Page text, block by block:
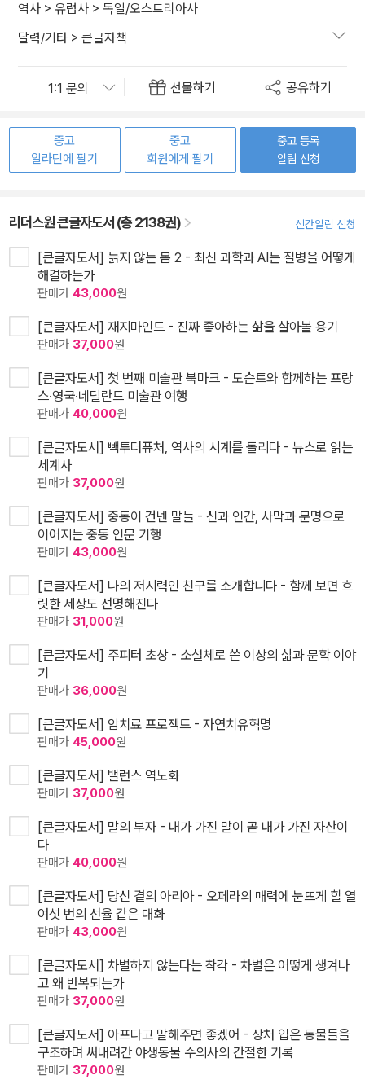
역사 > 유럽사 > 독일/오스트리아사
달력/기타 > 큰글자책
선물하기 공유하기
중고
알라딘에 팔기
중고
회원에게 팔기
중고 등록
알림 신청
리더스원 큰글자도서 (총 2138권) 신간알림 신청
[큰글자도서] 늙지 않는 몸 2 - 최신 과학과 AI는 질병을 어떻게
해결하는가
판매가 43,000원
[큰글자도서] 재지마인드 - 진짜 좋아하는 삶을 살아볼 용기
판매가 37,000원
[큰글자도서] 첫 번째 미술관 북마크 - 도슨트와 함께하는 프랑
스·영국·네덜란드 미술관 여행
판매가 40,000원
[큰글자도서] 빽투더퓨처, 역사의 시계를 돌리다 - 뉴스로 읽는
세계사
판매가 37,000원
[큰글자도서] 중동이 건넨 말들 - 신과 인간, 사막과 문명으로
이어지는 중동 인문 기행
판매가 43,000원
[큰글자도서] 나의 저시력인 친구를 소개합니다 - 함께 보면 흐
릿한 세상도 선명해진다
판매가 31,000원
[큰글자도서] 주피터 초상 - 소설체로 쓴 이상의 삶과 문학 이야
기
판매가 36,000원
[큰글자도서] 암치료 프로젝트 - 자연치유혁명
판매가 45,000원
[큰글자도서] 밸런스 역노화
판매가 37,000원
[큰글자도서] 말의 부자 - 내가 가진 말이 곧 내가 가진 자산이
다
판매가 40,000원
[큰글자도서] 당신 곁의 아리아 - 오페라의 매력에 눈뜨게 할 열
여섯 번의 선율 같은 대화
판매가 43,000원
[큰글자도서] 차별하지 않는다는 착각 - 차별은 어떻게 생겨나
고 왜 반복되는가
판매가 37,000원
[큰글자도서] 아프다고 말해주면 좋겠어 - 상처 입은 동물들을
구조하며 써내려간 야생동물 수의사의 간절한 기록
판매가 37,000원